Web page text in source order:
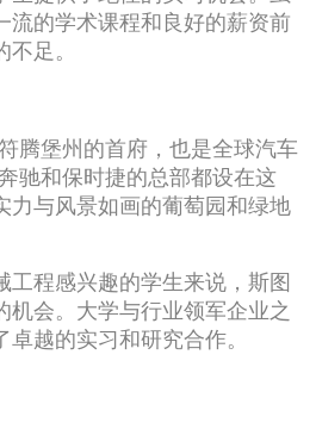
流的学术课程和良好的薪资前
足。
堡州的首府，也是全球汽车
驰和保时捷的总部都设在这
力与风景如画的葡萄园和绿地
程感兴趣的学生来说，斯图
机会。大学与行业领军企业之
越的实习和研究合作。